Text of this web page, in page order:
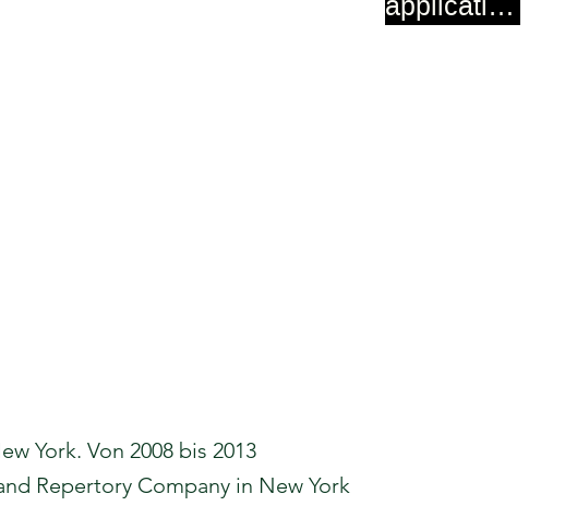
York. Von 2008 bis 2013
Repertory Company in New York